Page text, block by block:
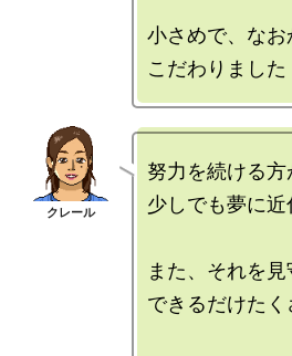
小さめで、な
努力を続ける
少しでも夢に近
また、それを
できるだけた